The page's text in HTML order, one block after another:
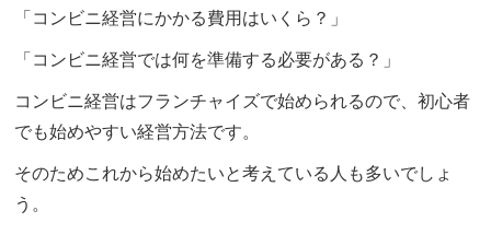
「コンビニ経営にかかる費用はいくら？」
「コンビニ経営では何を準備する必要がある？」
コンビニ経営はフランチャイズで始められるので、初心者
でも始めやすい経営方法です。
そのためこれから始めたいと考えている人も多いでしょ
う。